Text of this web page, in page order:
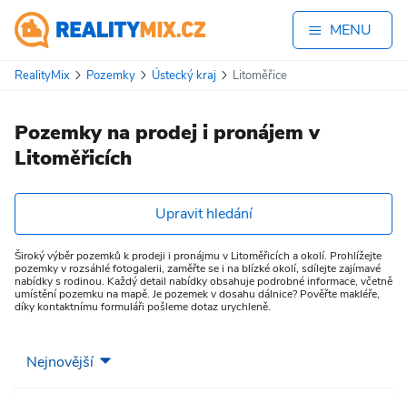
MENU
RealityMix Pozemky Ústecký kraj Litoměřice
Pozemky na prodej i pronájem v
Litoměřicích
Upravit hledání
Široký výběr pozemků k prodeji i pronájmu v Litoměřicích a okolí. Prohlížejte
pozemky v rozsáhlé fotogalerii, zaměřte se i na blízké okolí, sdílejte zajímavé
nabídky s rodinou. Každý detail nabídky obsahuje podrobné informace, včetně
umístění pozemku na mapě. Je pozemek v dosahu dálnice? Pověřte makléře,
díky kontaktnímu formuláři pošleme dotaz urychleně.